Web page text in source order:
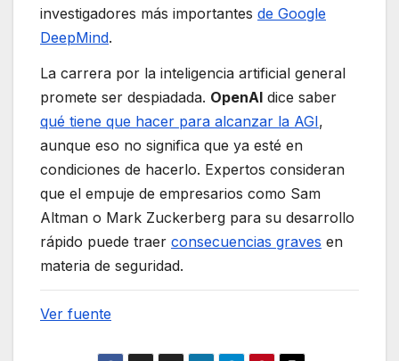
investigadores más importantes de Google
DeepMind.
La carrera por la inteligencia artificial general
promete ser despiadada. OpenAI dice saber
qué tiene que hacer para alcanzar la AGI,
aunque eso no significa que ya esté en
condiciones de hacerlo. Expertos consideran
que el empuje de empresarios como Sam
Altman o Mark Zuckerberg para su desarrollo
rápido puede traer consecuencias graves en
materia de seguridad.
Ver fuente